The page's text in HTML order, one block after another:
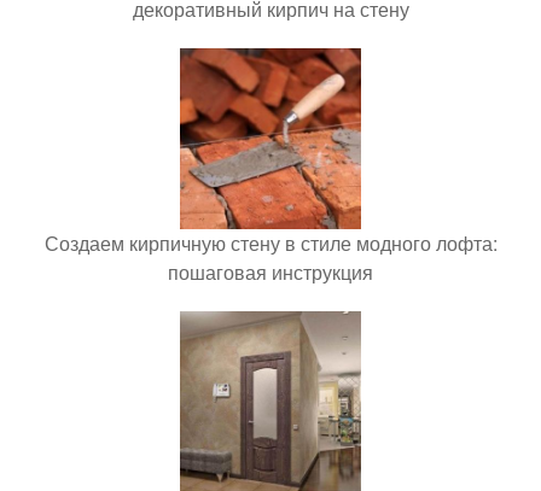
декоративный кирпич на стену
Создаем кирпичную стену в стиле модного лофта:
пошаговая инструкция